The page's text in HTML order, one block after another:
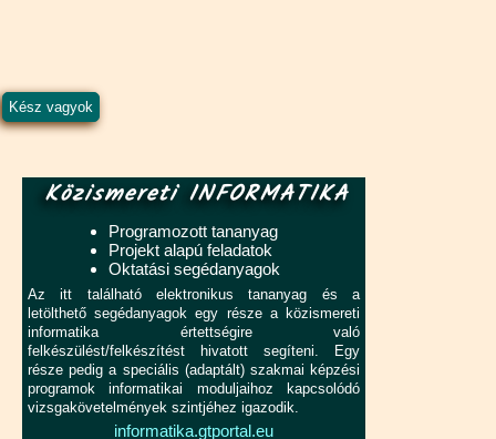
Közismereti INFORMATIKA
Programozott tananyag
Projekt alapú feladatok
Oktatási segédanyagok
Az itt található elektronikus tananyag és a
letölthető segédanyagok egy része a közismereti
informatika értettségire való
felkészülést/felkészítést hivatott segíteni. Egy
része pedig a speciális (adaptált) szakmai képzési
programok informatikai moduljaihoz kapcsolódó
vizsgakövetelmények szintjéhez igazodik.
informatika.gtportal.eu